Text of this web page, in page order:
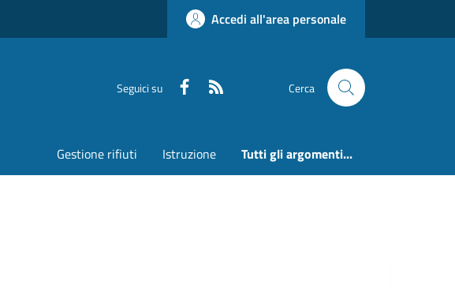
Accedi all'area personale
Seguici su Faceboook Cerca
Gestione rifiuti Istruzione Tutti gli argomenti...